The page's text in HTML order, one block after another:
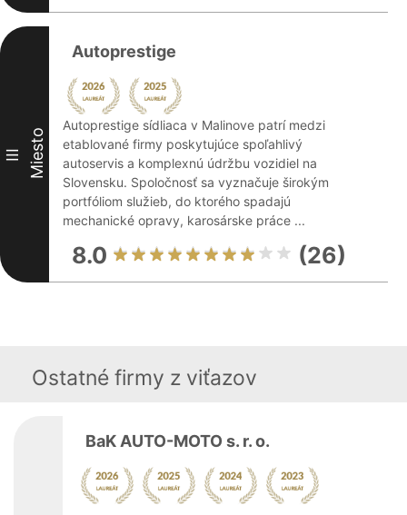
III Miesto
Autoprestige
Autoprestige sídliaca v Malinove patrí medzi
etablované firmy poskytujúce spoľahlivý
autoservis a komplexnú údržbu vozidiel na
Slovensku. Spoločnosť sa vyznačuje širokým
portfóliom služieb, do ktorého spadajú
mechanické opravy, karosárske práce ...
8.0 (26)
Ostatné firmy z viťazov
BaK AUTO-MOTO s. r. o.